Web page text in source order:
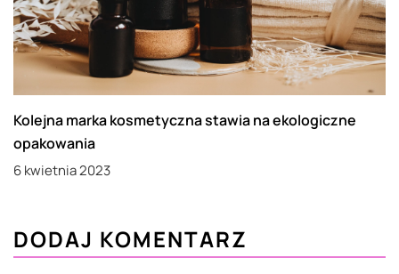
Kolejna marka kosmetyczna stawia na ekologiczne
opakowania
6 kwietnia 2023
DODAJ KOMENTARZ